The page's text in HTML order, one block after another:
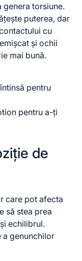
genera torsiune.
puterea, dar
cu
și ochii
mai bună.
pentru
pentru a-ți
de
care pot afecta
să stea prea
echilibrul.
a genunchilor